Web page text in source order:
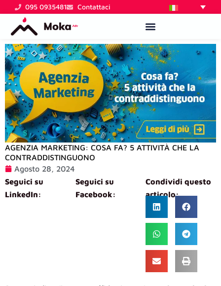
contenuto
095 0935481 Contattaci
AGENZIA MARKETING: COSA FA? 5 ATTIVITÀ CHE LA
CONTRADDISTINGUONO
Agosto 28, 2024
Seguici su
LinkedIn:
Seguici su
Facebook:
Condividi questo
articolo: